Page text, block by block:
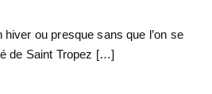
ou presque sans que l’on se
de Saint Tropez […]